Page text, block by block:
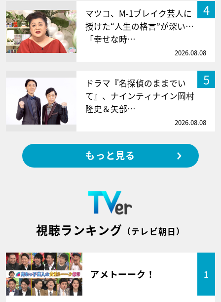
4
マツコ、M-1ブレイク芸人に
授けた“人生の格言”が深い…
「幸せな時…
2026.08.08
5
ドラマ『名探偵のままでい
て』、ナインティナイン岡村
隆史＆矢部…
2026.08.08
もっと見る
視聴ランキング （テレビ朝日）
アメトーーク！ 1